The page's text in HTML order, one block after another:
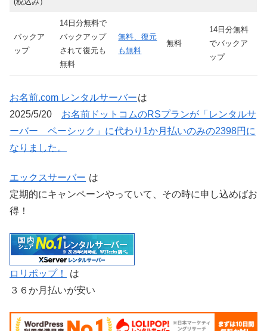
バックア
ップ
14日分無料で
バックアップ
されて復元も
無料
無料、復元
も無料
無料
14日分無料
でバックア
ップ
お名前.com レンタルサーバーは
2025/5/20 お名前ドットコムのRSプランが「レンタルサ
ーバー ベーシック」に代わり1か月払いのみの2398円に
なりました。
エックスサーバー は
定期的にキャンペーンやっていて、その時に申し込めばお
得！
ロリポップ！
は
３６か月払いが安い